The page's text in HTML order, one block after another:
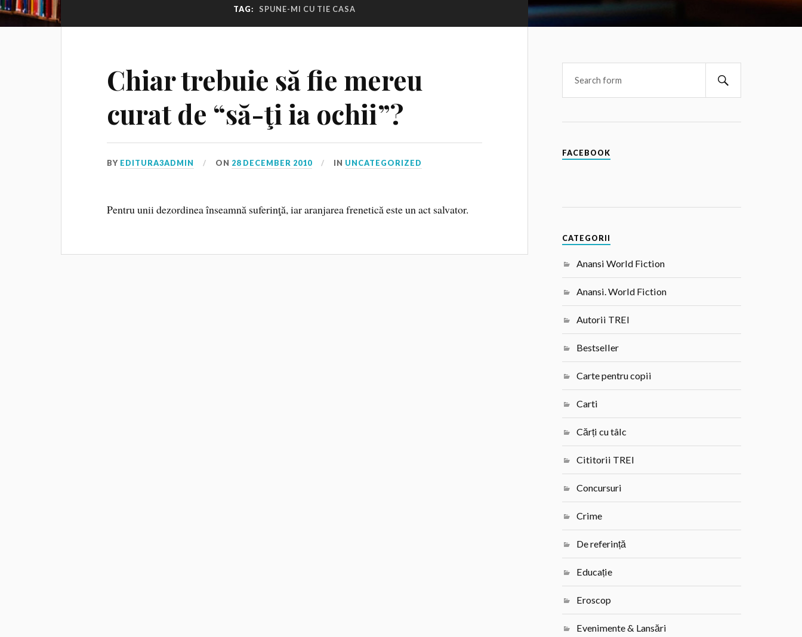
TAG: SPUNE-MI CU TIE CASA
Chiar trebuie să fie mereu
curat de “să-ţi ia ochii”?
BY EDITURA3ADMIN ON 28 DECEMBER 2010 IN UNCATEGORIZED
Pentru unii dezordinea înseamnă suferinţă, iar aranjarea frenetică este un act salvator.
FACEBOOK
CATEGORII
Anansi World Fiction
Anansi. World Fiction
Autorii TREI
Bestseller
Carte pentru copii
Carti
Cărți cu tâlc
Cititorii TREI
Concursuri
Crime
De referință
Educație
Eroscop
Evenimente & Lansări